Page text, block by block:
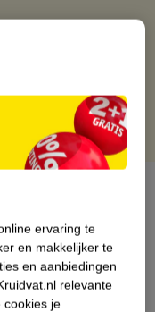
ervaring te
en makkelijker te
en aanbiedingen
relevante
cookies je